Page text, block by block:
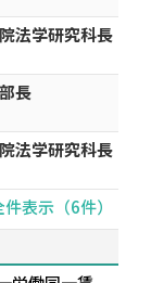
法学研究科長
長
法学研究科長
件表示（6件）